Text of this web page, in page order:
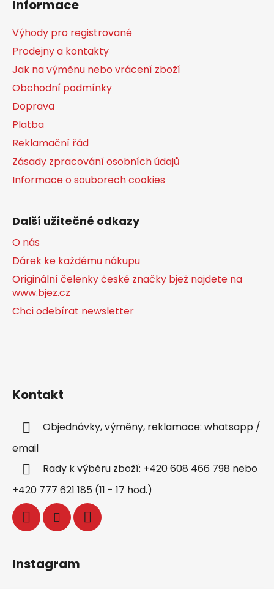
Informace
Výhody pro registrované
Prodejny a kontakty
Jak na výměnu nebo vrácení zboží
Obchodní podmínky
Doprava
Platba
Reklamační řád
Zásady zpracování osobních údajů
Informace o souborech cookies
Další užitečné odkazy
O nás
Dárek ke každému nákupu
Originální čelenky české značky bjež najdete na
www.bjez.cz
Chci odebírat newsletter
Kontakt
Objednávky, výměny, reklamace: whatsapp /
email
Rady k výběru zboží: +420 608 466 798 nebo
+420 777 621 185 (11 - 17 hod.)
Instagram